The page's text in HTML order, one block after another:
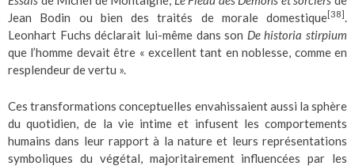
Jean Bodin ou bien des traités de morale domestique[38].
Leonhart Fuchs déclarait lui-même dans son De historia stirpium
que l’homme devait être « excellent tant en noblesse, comme en
resplendeur de vertu ».
Ces transformations conceptuelles envahissaient aussi la sphère
du quotidien, de la vie intime et infusent les comportements
humains dans leur rapport à la nature et leurs représentations
symboliques du végétal, majoritairement influencées par les